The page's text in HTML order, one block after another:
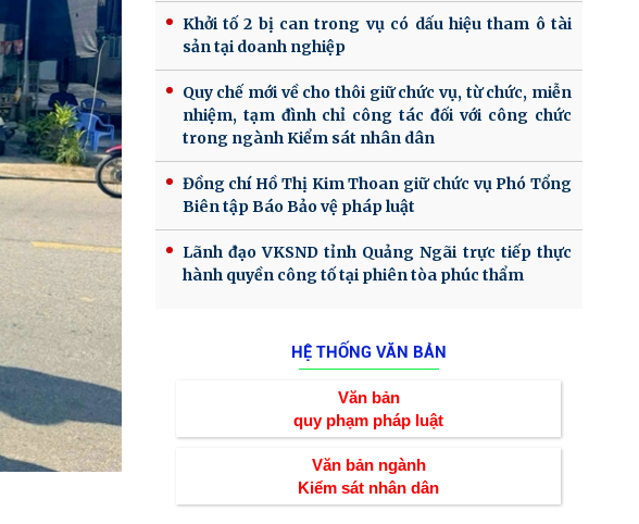
Khởi tố 2 bị can trong vụ có dấu hiệu tham ô tài
sản tại doanh nghiệp
Quy chế mới về cho thôi giữ chức vụ, từ chức, miễn
nhiệm, tạm đình chỉ công tác đối với công chức
trong ngành Kiểm sát nhân dân
Đồng chí Hồ Thị Kim Thoan giữ chức vụ Phó Tổng
Biên tập Báo Bảo vệ pháp luật
Lãnh đạo VKSND tỉnh Quảng Ngãi trực tiếp thực
hành quyền công tố tại phiên tòa phúc thẩm
HỆ THỐNG VĂN BẢN
Văn bản
quy phạm pháp luật
Văn bản ngành
Kiểm sát nhân dân